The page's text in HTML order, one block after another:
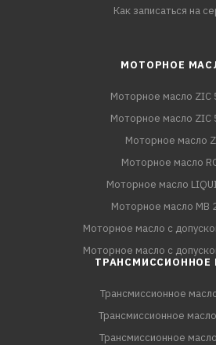
Как записаться на
МОТОРНОЕ
Моторное масло ZIC
Моторное масло ZIC
Моторное масло
Моторное масло
Моторное масло LIQUI
Моторное масло MB
Моторное масло с
Моторное масло с
ТРАНСМИССИОННОЕ
Трансмиссионное
Трансмиссионное
Трансмиссионное